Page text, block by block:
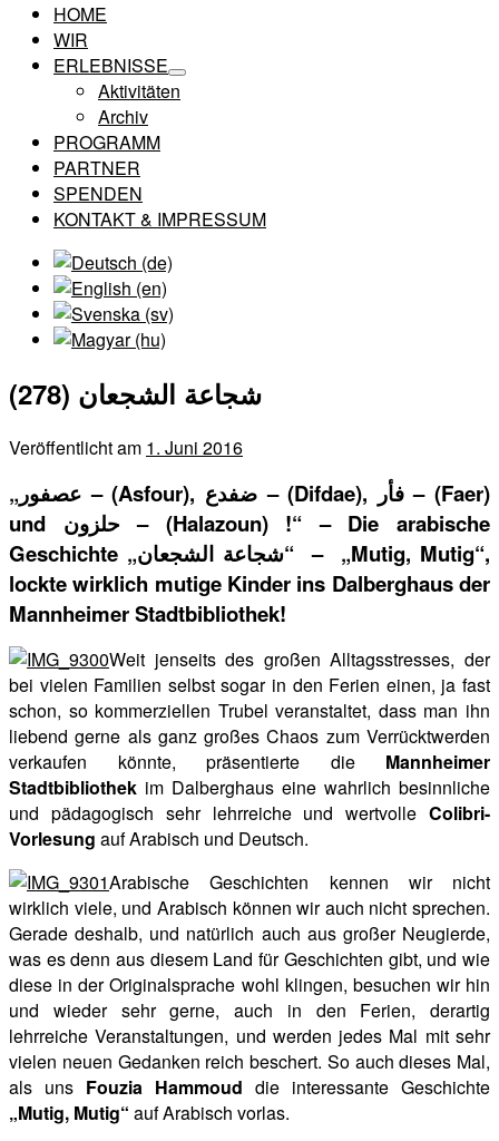
HOME
WIR
ERLEBNISSE
Aktivitäten
Archiv
PROGRAMM
PARTNER
SPENDEN
KONTAKT & IMPRESSUM
(278) شجاعة الشجعان
Veröffentlicht am 1. Juni 2016
„ عصفور – (Asfour), ضفدع– (Difdae), فأر– (Faer)
und حلزون– (Halazoun) !“ – Die arabische
Geschichte „
شجاعةالشجعان“ – „Mutig, Mutig“,
lockte wirklich mutige Kinder ins Dalberghaus der
Mannheimer Stadtbibliothek!
Weit jenseits des großen Alltagsstresses, der
bei vielen Familien selbst sogar in den Ferien einen, ja fast
schon, so kommerziellen Trubel veranstaltet, dass man ihn
liebend gerne als ganz großes Chaos zum Verrücktwerden
verkaufen könnte, präsentierte die Mannheimer
Stadtbibliothek im Dalberghaus eine wahrlich besinnliche
und pädagogisch sehr lehrreiche und wertvolle Colibri-
Vorlesung auf Arabisch und Deutsch.
Arabische Geschichten kennen wir nicht
wirklich viele, und Arabisch können wir auch nicht sprechen.
Gerade deshalb, und natürlich auch aus großer Neugierde,
was es denn aus diesem Land für Geschichten gibt, und wie
diese in der Originalsprache wohl klingen, besuchen wir hin
und wieder sehr gerne, auch in den Ferien, derartig
lehrreiche Veranstaltungen, und werden jedes Mal mit sehr
vielen neuen Gedanken reich beschert. So auch dieses Mal,
als uns Fouzia Hammoud die interessante Geschichte
„Mutig, Mutig“ auf Arabisch vorlas.